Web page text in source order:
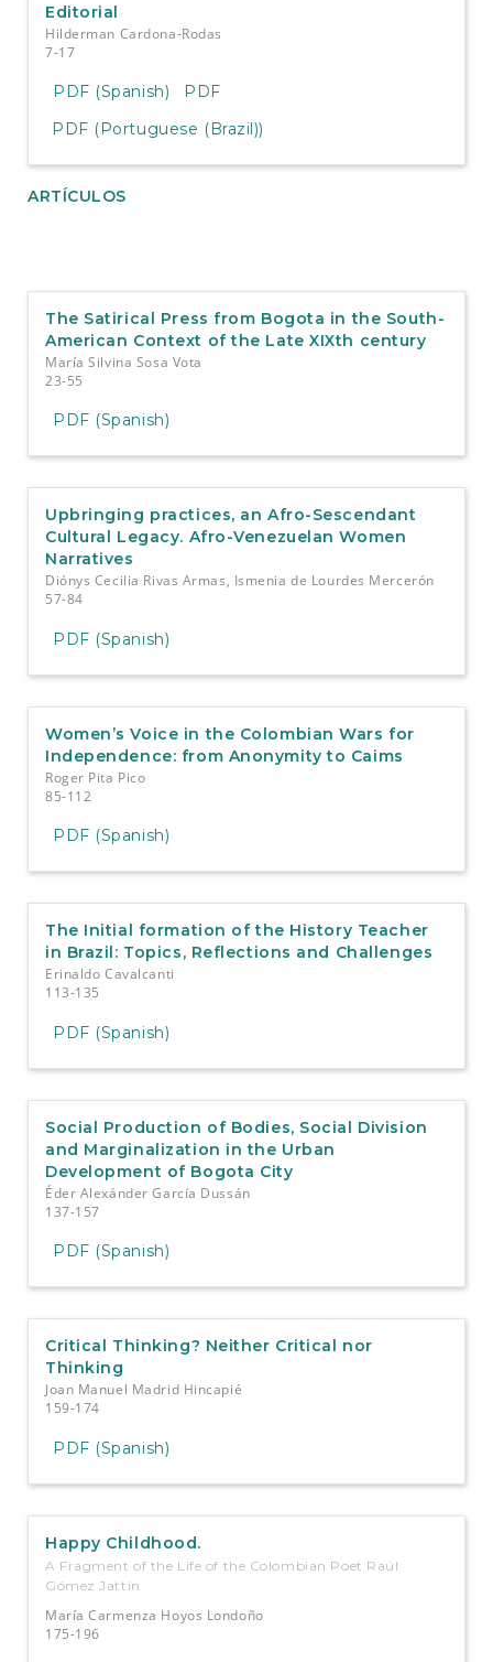
Editorial
Hilderman Cardona-Rodas
7-17
PDF (Spanish)
PDF
PDF (Portuguese (Brazil))
ARTÍCULOS
The Satirical Press from Bogota in the South-
American Context of the Late XIXth century
María Silvina Sosa Vota
23-55
PDF (Spanish)
Upbringing practices, an Afro-Sescendant
Cultural Legacy. Afro-Venezuelan Women
Narratives
Diónys Cecilia Rivas Armas, Ismenia de Lourdes Mercerón
57-84
PDF (Spanish)
Women’s Voice in the Colombian Wars for
Independence: from Anonymity to Caims
Roger Pita Pico
85-112
PDF (Spanish)
The Initial formation of the History Teacher
in Brazil: Topics, Reflections and Challenges
Erinaldo Cavalcanti
113-135
PDF (Spanish)
Social Production of Bodies, Social Division
and Marginalization in the Urban
Development of Bogota City
Éder Alexánder García Dussán
137-157
PDF (Spanish)
Critical Thinking? Neither Critical nor
Thinking
Joan Manuel Madrid Hincapié
159-174
PDF (Spanish)
Happy Childhood.
A Fragment of the Life of the Colombian Poet Raúl
Gómez Jattin
María Carmenza Hoyos Londoño
175-196